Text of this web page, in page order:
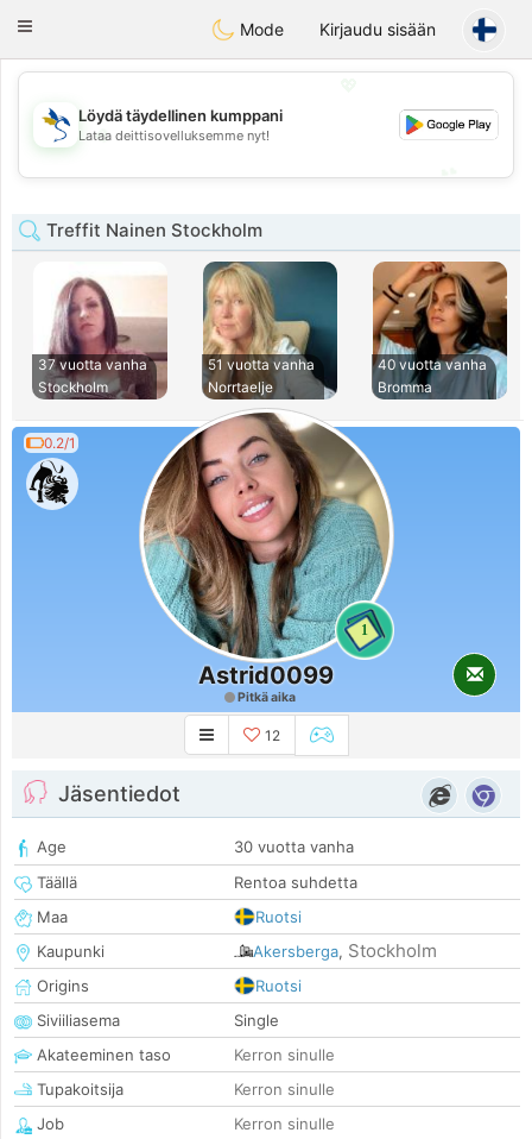
SvenskaDating
Toggle
Mode Kirjaudu sisään
💖
💕
Löydä täydellinen kumppani
Lataa deittisovelluksemme nyt!
Treffit Nainen Stockholm
37 vuotta vanha
Stockholm
51 vuotta vanha
Norrtaelje
40 vuotta vanha
Bromma
0.2/1
1
Astrid0099
Pitkä aika
12
Jäsentiedot
Age
30 vuotta vanha
Täällä
Rentoa suhdetta
Maa
Ruotsi
Kaupunki
Akersberga, Stockholm
Origins
Ruotsi
Siviiliasema
Single
Akateeminen taso
Kerron sinulle
Tupakoitsija
Kerron sinulle
Job
Kerron sinulle